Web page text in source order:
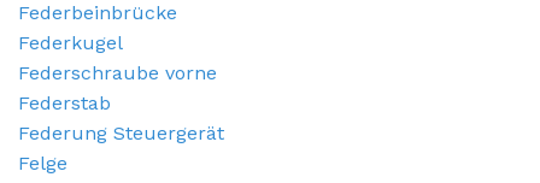
Federbeinbrücke
Federkugel
Federschraube vorne
Federstab
Federung Steuergerät
Felge